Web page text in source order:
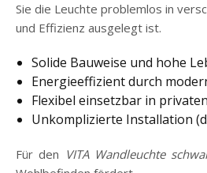
Sie die Leuchte problemlos in
und Effizienz ausgelegt ist.
Solide Bauweise und hohe
Energieeffizient durch
Flexibel einsetzbar in
Unkomplizierte Installation
Für den VITA Wandleuchte